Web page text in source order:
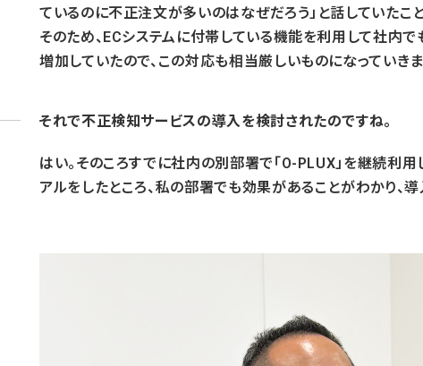
ているのに不正注文が多いのはなぜだろう」と話していたこ
そのため、ECシステムに付帯している機能を利用して社内
増加していたので、この対応も相当厳しいものになっていきま
それで不正検知サービスの導入を検討されたのですね。
はい。そのころすでに社内の別部署で「O-PLUX」を継続利用
アルをしたところ、私の部署でも効果があることがわかり、導